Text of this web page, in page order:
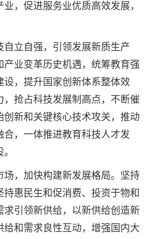
，促进服务业优质高效发展，
立自强，引领发展新质生产
业变革历史机遇，统筹教育强
设，提升国家创新体系整体效
抢占科技发展制高点，不断催
创新和关键核心技术攻关，推动
，一体推进教育科技人才发
，加快构建新发展格局。坚持
惠民生和促消费、投资于物和
引领新供给，以新供给创造新
和需求良性互动，增强国内大